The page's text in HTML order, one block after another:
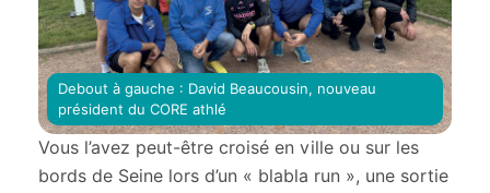
Debout à gauche : David Beaucousin, nouveau
président du CORE athlé
Vous l’avez peut-être croisé en ville ou sur les
bords de Seine lors d’un « blabla run », une sortie